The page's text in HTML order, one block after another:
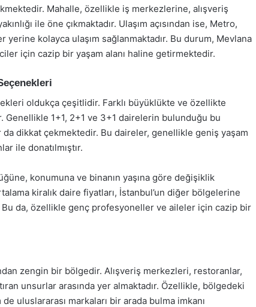
Mahalle, özellikle iş merkezlerine, alışveriş
ile öne çıkmaktadır. Ulaşım açısından ise, Metro,
yerine kolayca ulaşım sağlanmaktadır. Bu durum, Mevlana
için cazip bir yaşam alanı haline getirmektedir.
oldukça çeşitlidir. Farklı büyüklükte ve özellikte
1+1, 2+1 ve 3+1 dairelerin bulunduğu bu
dikkat çekmektedir. Bu daireler, genellikle geniş yaşam
ile donatılmıştır.
konumuna ve binanın yaşına göre değişiklik
kiralık daire fiyatları, İstanbul’un diğer bölgelerine
da, özellikle genç profesyoneller ve aileler için cazip bir
zengin bir bölgedir. Alışveriş merkezleri, restoranlar,
unsurlar arasında yer almaktadır. Özellikle, bölgedeki
uluslararası markaları bir arada bulma imkanı